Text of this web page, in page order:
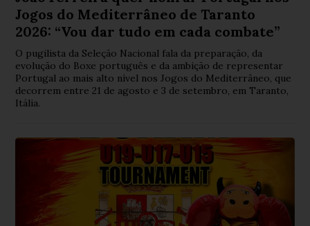
Jogos do Mediterrâneo de Taranto
2026: “Vou dar tudo em cada combate”
O pugilista da Seleção Nacional fala da preparação, da
evolução do Boxe português e da ambição de representar
Portugal ao mais alto nível nos Jogos do Mediterrâneo, que
decorrem entre 21 de agosto e 3 de setembro, em Taranto,
Itália.